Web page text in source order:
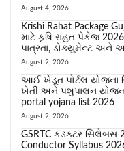
August 4, 2026
Krishi Rahat Package
માટે કૃષિ રાહત પેકેજ
પાત્રતા, ડોક્યુમેન્ટ અને
August 2, 2026
આઈ ખેડૂત પોર્ટલ યોજના
ખેતી અને પશુપાલન
portal yojana list 2026
August 2, 2026
GSRTC કંડક્ટર સિલેબસ
Conductor Syllabus